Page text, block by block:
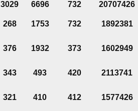
3029 6696 732
20707426
268 1753 732 1892381
376 1932 373 1602949
343 493 420 2113741
321 410 412 1577426